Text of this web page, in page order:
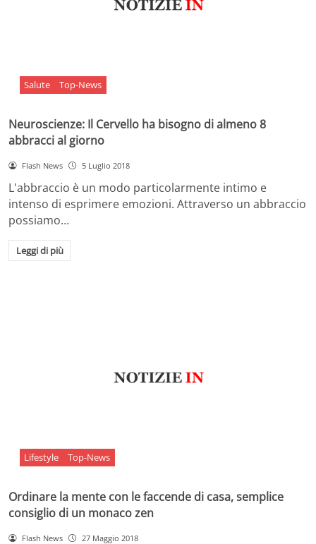
Salute Top-News
Neuroscienze: Il Cervello ha bisogno di almeno 8
abbracci al giorno
Flash News 5 Luglio 2018
L'abbraccio è un modo particolarmente intimo e
intenso di esprimere emozioni. Attraverso un abbraccio
possiamo…
Leggi di più
Lifestyle Top-News
Ordinare la mente con le faccende di casa, semplice
consiglio di un monaco zen
Flash News 27 Maggio 2018